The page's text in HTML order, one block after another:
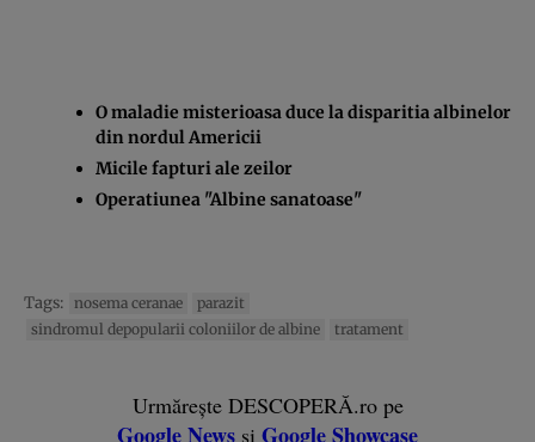
O maladie misterioasa duce la disparitia albinelor
din nordul Americii
Micile fapturi ale zeilor
Operatiunea "Albine sanatoase"
Tags: nosema ceranae
parazit
sindromul depopularii coloniilor de albine
tratament
Urmărește DESCOPERĂ.ro pe
Google News și Google Showcase